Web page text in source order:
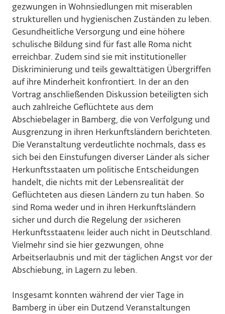
gezwungen in Wohnsiedlungen mit miserablen
strukturellen und hygienischen Zuständen zu leben.
Gesundheitliche Versorgung und eine höhere
schulische Bildung sind für fast alle Roma nicht
erreichbar. Zudem sind sie mit institutioneller
Diskriminierung und teils gewalttätigen Übergriffen
auf ihre Minderheit konfrontiert. In der an den
Vortrag anschließenden Diskussion beteiligten sich
auch zahlreiche Geflüchtete aus dem
Abschiebelager in Bamberg, die von Verfolgung und
Ausgrenzung in ihren Herkunftsländern berichteten.
Die Veranstaltung verdeutlichte nochmals, dass es
sich bei den Einstufungen diverser Länder als sicher
Herkunftsstaaten um politische Entscheidungen
handelt, die nichts mit der Lebensrealität der
Geflüchteten aus diesen Ländern zu tun haben. So
sind Roma weder und in ihren Herkunftsländern
sicher und durch die Regelung der »sicheren
Herkunftsstaaten« leider auch nicht in Deutschland.
Vielmehr sind sie hier gezwungen, ohne
Arbeitserlaubnis und mit der täglichen Angst vor der
Abschiebung, in Lagern zu leben.
Insgesamt konnten während der vier Tage in
Bamberg in über ein Dutzend Veranstaltungen